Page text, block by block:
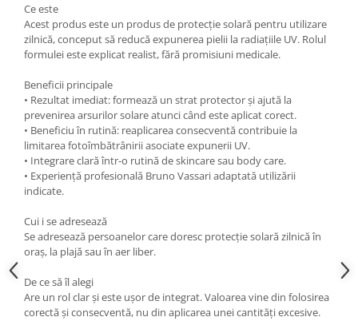
Ce este
Acest produs este un produs de protecție solară pentru utilizare
zilnică, conceput să reducă expunerea pielii la radiațiile UV. Rolul
formulei este explicat realist, fără promisiuni medicale.
Beneficii principale
• Rezultat imediat: formează un strat protector și ajută la
prevenirea arsurilor solare atunci când este aplicat corect.
• Beneficiu în rutină: reaplicarea consecventă contribuie la
limitarea fotoîmbătrânirii asociate expunerii UV.
• Integrare clară într-o rutină de skincare sau body care.
• Experiență profesională Bruno Vassari adaptată utilizării
indicate.
Cui i se adresează
Se adresează persoanelor care doresc protecție solară zilnică în
oraș, la plajă sau în aer liber.
De ce să îl alegi
Are un rol clar și este ușor de integrat. Valoarea vine din folosirea
corectă și consecventă, nu din aplicarea unei cantități excesive.